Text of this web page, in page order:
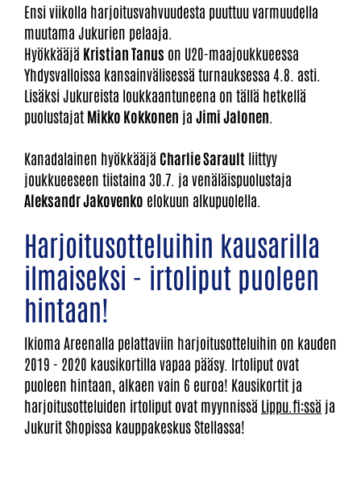
Ensi viikolla harjoitusvahvuudesta puuttuu varmuudella
muutama Jukurien pelaaja.
Hyökkääjä Kristian Tanus on U20-maajoukkueessa
Yhdysvalloissa kansainvälisessä turnauksessa 4.8. asti.
Lisäksi Jukureista loukkaantuneena on tällä hetkellä
puolustajat Mikko Kokkonen ja Jimi Jalonen
Kanadalainen hyökkääjä Charlie Sarault liittyy
joukkueeseen tiistaina 30.7. ja venäläispuolustaja
Aleksandr Jakovenko elokuun alkupuolella.
Harjoitusotteluihin kausarilla
ilmaiseksi - irtoliput puoleen
hintaan!
Ikioma Areenalla pelattaviin harjoitusotteluihin on kauden
2019 - 2020 kausikortilla vapaa pääsy. Irtoliput ovat
puoleen hintaan, alkaen vain 6 euroa! Kausikortit ja
harjoitusotteluiden irtoliput ovat myynnissä Lippu.fi:ssä ja
Jukurit Shopissa kauppakeskus Stellassa!